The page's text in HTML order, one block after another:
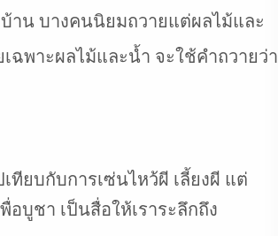
าน บางคนนิยมถวายแต่ผลไม้และ
ฉพาะผลไม้และน้ำ จะใช้คำถวายว่า
ทียบกับการเซ่นไหว้ผี เลี้ยงผี แต่
บูชา เป็นสื่อให้เราระลึกถึง